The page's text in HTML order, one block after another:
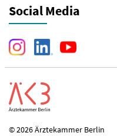
Social Media
© 2026 Ärztekammer Berlin